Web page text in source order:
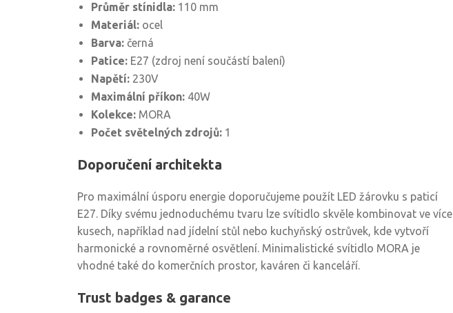
Průměr stínidla: 110 mm
Materiál: ocel
Barva: černá
Patice: E27 (zdroj není součástí balení)
Napětí: 230V
Maximální příkon: 40W
Kolekce: MORA
Počet světelných zdrojů: 1
Doporučení architekta
Pro maximální úsporu energie doporučujeme použít LED žárovku s paticí
E27. Díky svému jednoduchému tvaru lze svítidlo skvěle kombinovat ve více
kusech, například nad jídelní stůl nebo kuchyňský ostrůvek, kde vytvoří
harmonické a rovnoměrné osvětlení. Minimalistické svítidlo MORA je
vhodné také do komerčních prostor, kaváren či kanceláří.
Trust badges & garance